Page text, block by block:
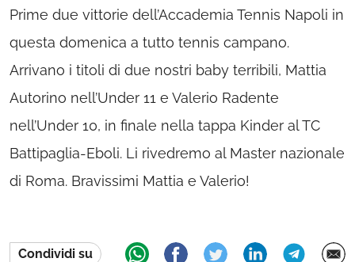
Prime due vittorie dell’Accademia Tennis Napoli in
questa domenica a tutto tennis campano.
Arrivano i titoli di due nostri baby terribili, Mattia
Autorino nell’Under 11 e Valerio Radente
nell’Under 10, in finale nella tappa Kinder al TC
Battipaglia-Eboli. Li rivedremo al Master nazionale
di Roma. Bravissimi Mattia e Valerio!
Condividi su